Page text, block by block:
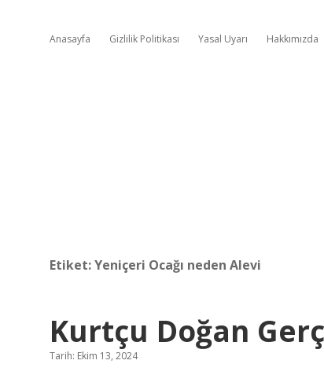
Anasayfa Gizlilik Politikası Yasal Uyarı Hakkımızda
Etiket:Yeniçeri Ocağı neden Alevi
Kurtçu Doğan
Tarih: Ekim 13, 2024